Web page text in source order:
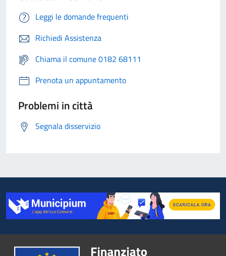
Leggi le domande frequenti
Richiedi Assistenza
Chiama il comune 0182 68111
Prenota un appuntamento
Problemi in città
Segnala disservizio